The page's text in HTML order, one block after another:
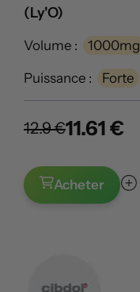
(Ly'O)
Volume : 1000mg
Puissance : Forte
12.9 €11.61 €
Acheter